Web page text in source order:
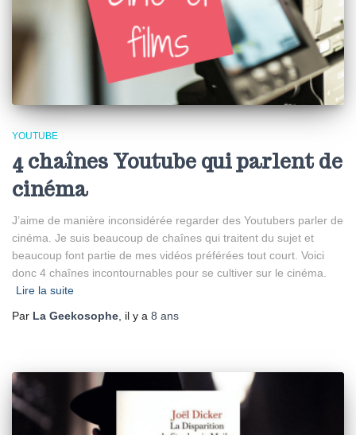
YOUTUBE
4 chaînes Youtube qui parlent de
cinéma
J’aime de manière inconsidérée regarder des Youtubers parler de
cinéma. Je suis beaucoup de chaînes qui traitent du sujet et
beaucoup font partie de mes vidéos préférées tout court. Voici
donc 4 chaînes incontournables pour se cultiver sur le cinéma.
Lire la suite
Par La Geekosophe, il y a 8 ans